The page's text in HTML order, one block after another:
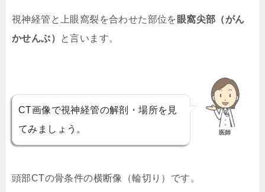
視神経管と上眼窩裂を合わせた部位を 眼窩尖部（がん
かせんぶ）
と言います。
CT画像で視神経管の解剖・場所を見
てみましょう。
医師
頭部CTの骨条件の横断像（輪切り）です。